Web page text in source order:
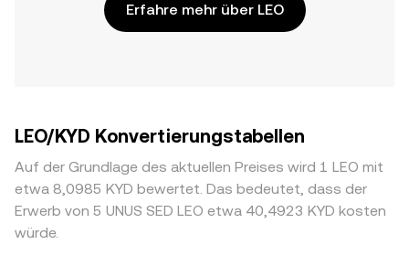
Erfahre mehr über LEO
LEO/KYD Konvertierungstabellen
Auf der Grundlage des aktuellen Preises wird 1 LEO mit
etwa 8,0985 KYD bewertet. Das bedeutet, dass der
Erwerb von 5 UNUS SED LEO etwa 40,4923 KYD kosten
würde.